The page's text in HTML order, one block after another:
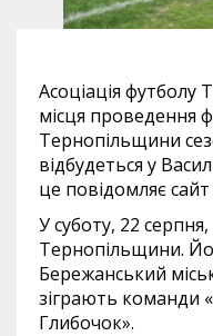
Асоціація
місця проведення
Тернопільщини
відбудеться у
це повідомляє
У суботу, 22
Тернопільщини.
Бережанський
зіграють команди
Глибочок».